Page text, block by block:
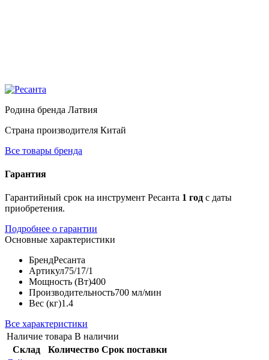
Родина бренда Латвия
Страна производителя Китай
Все товары бренда
Гарантия
Гарантийный срок на инструмент Ресанта 1 год с даты
приобретения.
Подробнее о гарантии
Основные характеристики
БрендРесанта
Артикул75/17/1
Мощность (Вт)400
Производительность700 мл/мин
Вес (кг)1.4
Все характеристики
Наличие товара В наличии
Склад
Количество Срок поставки